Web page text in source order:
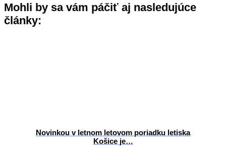
Mohli by sa vám páčiť aj nasledujúce
články:
Novinkou v letnom letovom poriadku letiska
Košice je…